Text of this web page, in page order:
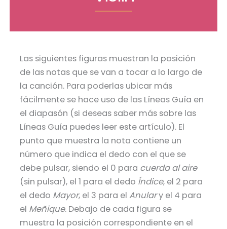
Las siguientes figuras muestran la posición
de las notas que se van a tocar a lo largo de
la canción. Para poderlas ubicar más
fácilmente se hace uso de las Líneas Guía en
el diapasón (si deseas saber más sobre las
Líneas Guía puedes leer este artículo). El
punto que muestra la nota contiene un
número que indica el dedo con el que se
debe pulsar, siendo el 0 para cuerda al aire
(sin pulsar), el 1 para el dedo Índice, el 2 para
el dedo Mayor, el 3 para el Anulary el 4 para
el Meñique. Debajo de cada figura se
muestra la posición correspondiente en el